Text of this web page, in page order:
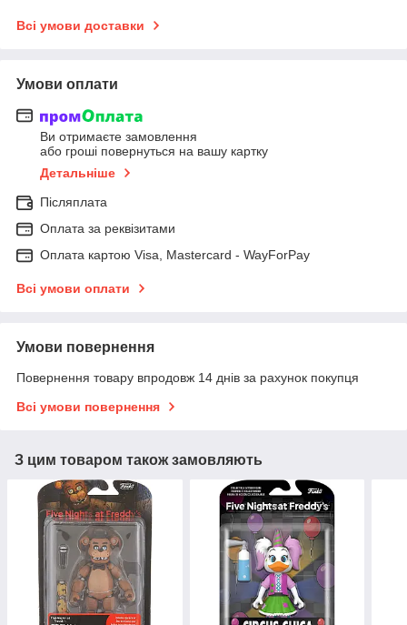
Всі умови доставки
Умови оплати
Ви отримаєте замовлення
або гроші повернуться на вашу картку
Детальніше
Післяплата
Оплата за реквізитами
Оплата картою Visa, Mastercard - WayForPay
Всі умови оплати
Умови повернення
Повернення товару впродовж 14 днів за рахунок покупця
Всі умови повернення
З цим товаром також замовляють